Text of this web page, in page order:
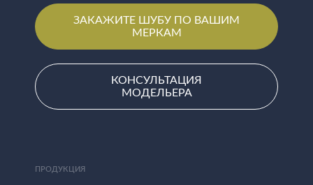
ЗАКАЖИТЕ ШУБУ ПО ВАШИМ
МЕРКАМ
КОНСУЛЬТАЦИЯ
МОДЕЛЬЕРА
ПРОДУКЦИЯ